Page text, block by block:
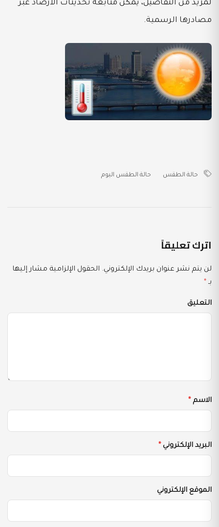
لمزيد من التفاصيل، يمكن متابعة تحديثات الأرصاد عبر
مصادرها الرسمية.
حالة الطقس حالة الطقس اليوم
اترك تعليقاً
لن يتم نشر عنوان بريدك الإلكتروني. الحقول الإلزامية مشار إليها
بـ *
التعليق
الاسم *
البريد الإلكتروني *
الموقع الإلكتروني